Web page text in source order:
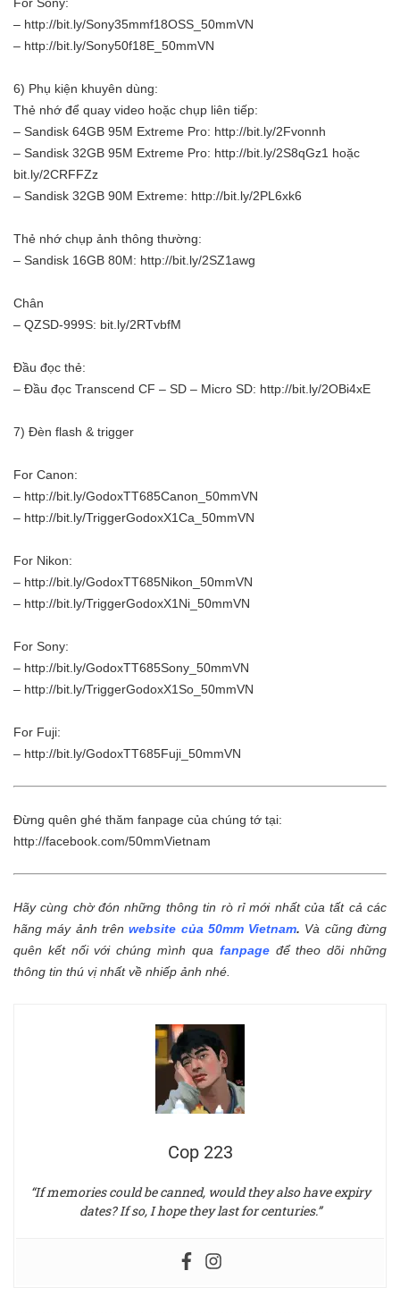
– http://bit.ly/Sony35mmf18OSS_50mmVN
– http://bit.ly/Sony50f18E_50mmVN
6) Phụ kiện khuyên dùng:
Thẻ nhớ để quay video hoặc chụp liên tiếp:
– Sandisk 64GB 95M Extreme Pro: http://bit.ly/2Fvonnh
– Sandisk 32GB 95M Extreme Pro: http://bit.ly/2S8qGz1 hoặc
bit.ly/2CRFFZz
– Sandisk 32GB 90M Extreme: http://bit.ly/2PL6xk6
Thẻ nhớ chụp ảnh thông thường:
– Sandisk 16GB 80M: http://bit.ly/2SZ1awg
Chân
– QZSD-999S: bit.ly/2RTvbfM
Đầu đọc thẻ:
– Đầu đọc Transcend CF – SD – Micro SD: http://bit.ly/2OBi4xE
7) Đèn flash & trigger
For Canon:
– http://bit.ly/GodoxTT685Canon_50mmVN
– http://bit.ly/TriggerGodoxX1Ca_50mmVN
For Nikon:
– http://bit.ly/GodoxTT685Nikon_50mmVN
– http://bit.ly/TriggerGodoxX1Ni_50mmVN
For Sony:
– http://bit.ly/GodoxTT685Sony_50mmVN
– http://bit.ly/TriggerGodoxX1So_50mmVN
For Fuji:
– http://bit.ly/GodoxTT685Fuji_50mmVN
Đừng quên ghé thăm fanpage của chúng tớ tại:
http://facebook.com/50mmVietnam
Hãy cùng chờ đón những thông tin rò rỉ mới nhất của tất cả các
hãng máy ảnh trên website của 50mm Vietnam. Và cũng đừng
quên kết nối với chúng mình qua fanpageđể theo dõi những
thông tin thú vị nhất về nhiếp ảnh nhé.
Cop 223
“If memories could be canned, would they also have expiry
dates? If so, I hope they last for centuries.”